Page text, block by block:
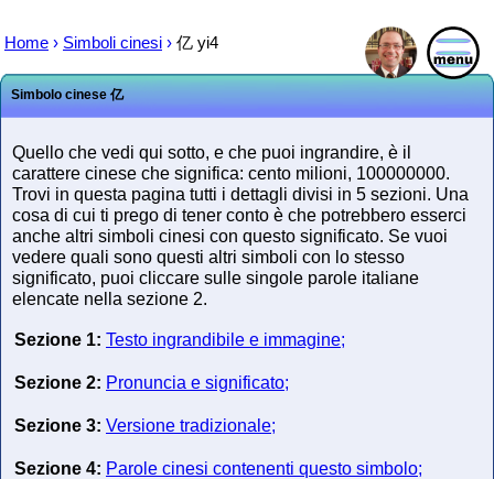
Simbolo cinese 亿
Quello che vedi qui sotto, e che puoi ingrandire, è il
carattere cinese che significa: cento milioni, 100000000.
Trovi in questa pagina tutti i dettagli divisi in 5 sezioni. Una
cosa di cui ti prego di tener conto è che potrebbero esserci
anche altri simboli cinesi con questo significato. Se vuoi
vedere quali sono questi altri simboli con lo stesso
significato, puoi cliccare sulle singole parole italiane
elencate nella sezione 2.
Sezione 1: Testo ingrandibile e immagine;
Sezione 2: Pronuncia e significato;
Sezione 3: Versione tradizionale;
Sezione 4: Parole cinesi contenenti questo simbolo;
Home › Simboli cinesi › 亿 yi4